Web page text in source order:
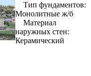
Тип фундаментов:
Монолитные ж/б
Материал
наружных стен:
Керамический